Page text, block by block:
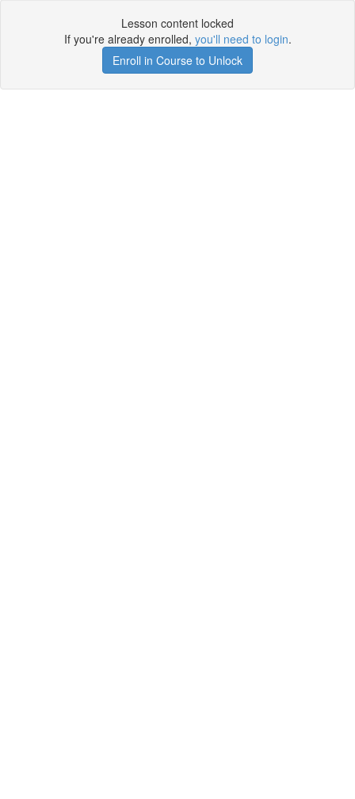
Lesson content locked
If you're already enrolled, you'll need to login.
Enroll in Course to Unlock